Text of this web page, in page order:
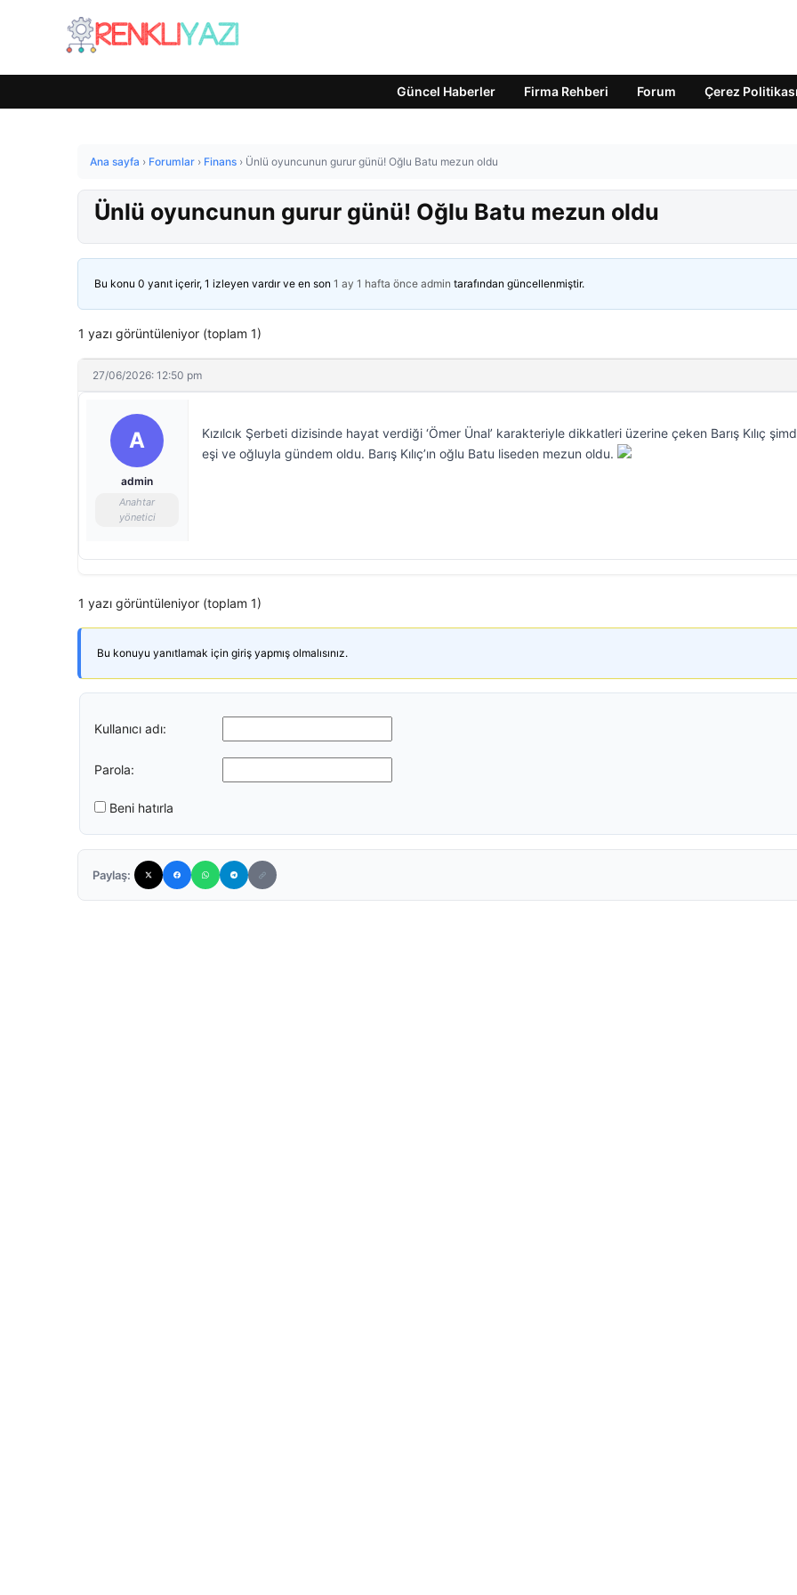
Güncel Haberler Firma Rehberi Forum Çerez Politikası
Ana sayfa › Forumlar › Finans › Ünlü oyuncunun gurur günü! Oğlu Batu mezun oldu
Ünlü oyuncunun gurur günü! Oğlu Batu mezun oldu
Bu konu 0 yanıt içerir, 1 izleyen vardır ve en son 1 ay 1 hafta önce admin tarafından güncellenmiştir.
1 yazı görüntüleniyor (toplam 1)
27/06/2026: 12:50 pm
A
admin
Anahtar
yönetici
Kızılcık Şerbeti dizisinde hayat verdiği ‘Ömer Ünal’ karakteriyle dikkatleri üzerine çeken Barış Kılıç
eşi ve oğluyla gündem oldu. Barış Kılıç’ın oğlu Batu liseden mezun oldu.
1 yazı görüntüleniyor (toplam 1)
Bu konuyu yanıtlamak için giriş yapmış olmalısınız.
Kullanıcı adı:
Parola:
Beni hatırla
Paylaş: